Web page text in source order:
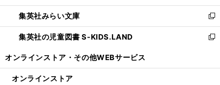
開
く
ウ
で
開
く
ン
ド
ウ
で
ウ
ィ
ン
ド
開
集英社みらい文庫
新
し
い
ン
集英社の児童図書 S-KIDS.LAND
新
ウ
オンラインストア・ その他WEBサービス
オンラインストア